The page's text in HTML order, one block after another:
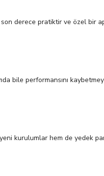
derece pratiktir ve özel bir
performansını
kurulumlar hem de yedek